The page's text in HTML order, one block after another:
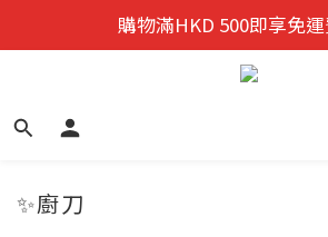
迎新禮遇:  新會員首次購物 尊
購物滿HKD 500即享免
迎新禮遇:  新會員首次購物 尊
✨廚刀